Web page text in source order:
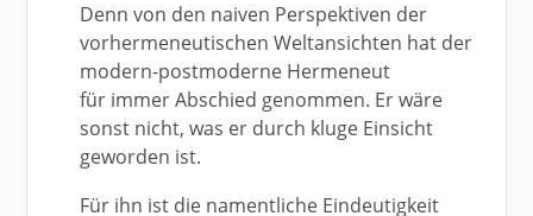
Denn von den naiven Perspektiven der
vorhermeneutischen Weltansichten hat der
modern-postmoderne Hermeneut
für immer Abschied genommen. Er wäre
sonst nicht, was er durch kluge Einsicht
geworden ist.
Für ihn ist die namentliche Eindeutigkeit